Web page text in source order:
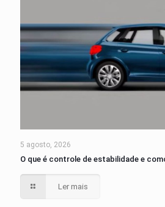
5 agosto, 2026
O que é controle de estabilidade e
Ler mais